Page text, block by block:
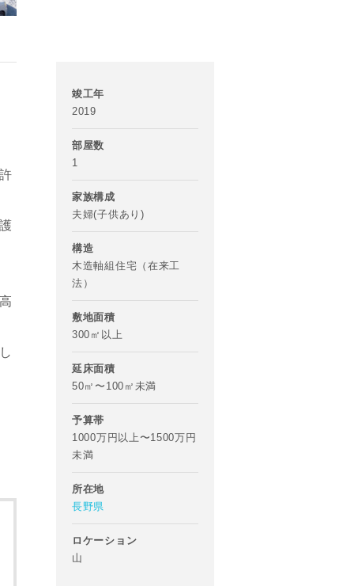
竣工年
2019
部屋数
1
家族構成
夫婦(子供あり)
構造
木造軸組住宅（在来工
法）
敷地面積
300㎡以上
延床面積
50㎡〜100㎡未満
予算帯
1000万円以上〜1500万円
未満
所在地
長野県
ロケーション
山